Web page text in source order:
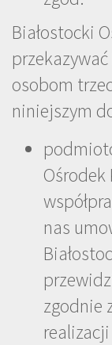
Białostocki
osobom
niniejszym
nas
zgodnie